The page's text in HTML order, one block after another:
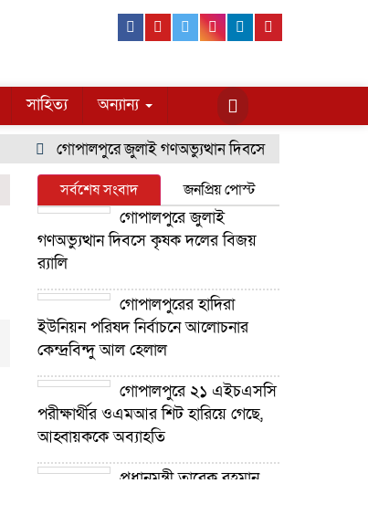
Facebook
YoutubeTwitterInstagram
Linkedin
সাহিত্য অন্যান্য
গোপালপুরে জুলাই গণঅভ্যুত্থান দিবসে কৃষক দলের বিজয়
সর্বশেষ সংবাদ জনপ্রিয় পোস্ট
গোপালপুরে জুলাই
গণঅভ্যুত্থান দিবসে কৃষক দলের বিজয়
র‍্যালি
গোপালপুরের হাদিরা
ইউনিয়ন পরিষদ নির্বাচনে আলোচনার
কেন্দ্রবিন্দু আল হেলাল
গোপালপুরে ২১ এইচএসসি
পরীক্ষার্থীর ওএমআর শিট হারিয়ে গেছে,
আহ্বায়ককে অব্যাহতি
প্রধানমন্ত্রী তারেক রহমান